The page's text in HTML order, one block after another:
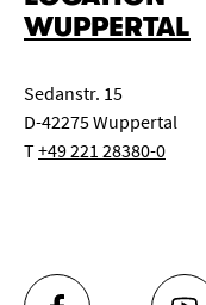
WUPPERTAL
Sedanstr. 15
D-42275 Wuppertal
T+49 221 28380-0